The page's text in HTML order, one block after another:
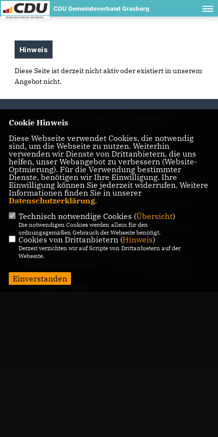
CDU Gemeindeverband Grasberg
Hinweis
Diese Seite ist derzeit nicht aktiv oder existiert in unserem
Angebot nicht.
Herzlich Willkommen beim CDU-Ortsverband
IMPRESSUM DATENSCHUTZ KONTAKT
CDU Kreisverband Osterholz
CDU in Niedersachsen
CDU Deutschlands
Osterholz
Alle Rechte vorbehalten.
Cookie Hinweis
Diese Webseite verwendet Cookies, die notwendig
sind, um die Webseite zu nutzen. Weiterhin
verwenden wir Dienste von Drittanbietern, die uns
helfen, unser Webangebot zu verbessern (Website-
Optmierung). Für die Verwendung bestimmter
Dienste, benötigen wir Ihre Einwilligung. Ihre
Einwilligung können Sie jederzeit widerrufen. Weitere
Informationen finden Sie in unserer
Datenschutzerklärung.
Technisch notwendige Cookies (Übersicht)
Die notwendigen Cookies werden allein für den
ordnungsgemäßen Gebrauch der Webseite benötigt.
Cookies von Drittanbietern (Hinweis)
Derzeit verzichten wir auf Scripte von Drittanbietern auf der
Webseite.
Einverstanden